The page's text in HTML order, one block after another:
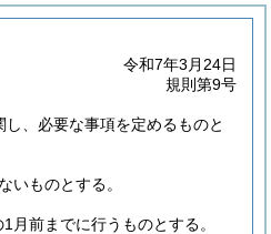
令和7年3月24日
規則第9号
し、必要な事項を定めるものと
いものとする。
月前までに行うものとする。